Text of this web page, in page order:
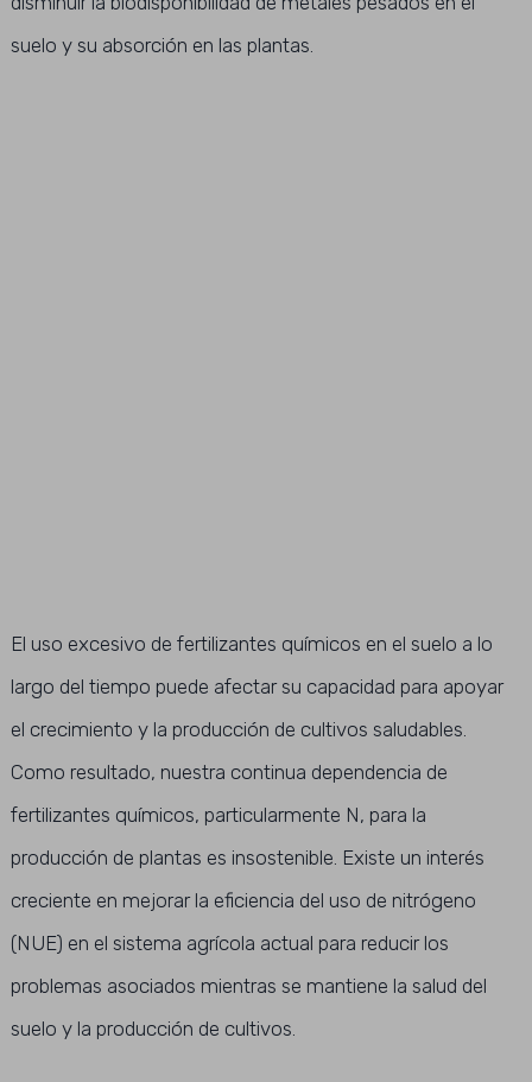
suelo y su absorción en las plantas.
El uso excesivo de fertilizantes químicos en el suelo a lo
largo del tiempo puede afectar su capacidad para apoyar
el crecimiento y la producción de cultivos saludables.
Como resultado, nuestra continua dependencia de
fertilizantes químicos, particularmente N, para la
producción de plantas es insostenible. Existe un interés
creciente en mejorar la eficiencia del uso de nitrógeno
(NUE) en el sistema agrícola actual para reducir los
problemas asociados mientras se mantiene la salud del
suelo y la producción de cultivos.